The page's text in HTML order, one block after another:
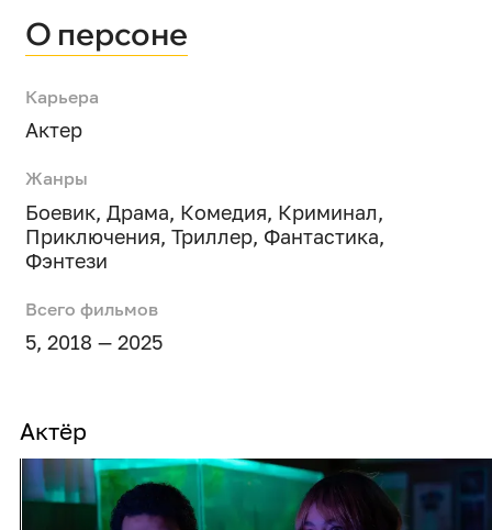
О персоне
Карьера
Актер
Жанры
Боевик, Драма, Комедия, Криминал,
Приключения, Триллер, Фантастика,
Фэнтези
Всего фильмов
5, 2018 — 2025
Актёр